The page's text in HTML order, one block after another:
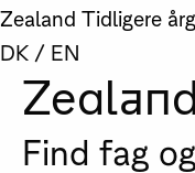
Zealand Tidligere
DK / EN
Find fag